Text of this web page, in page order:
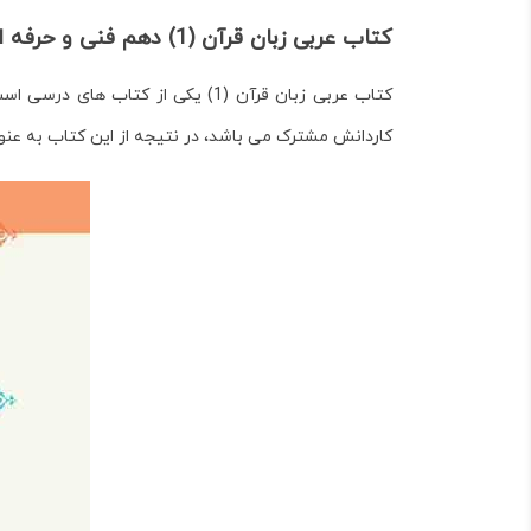
کتاب عربی زبان قرآن (1) دهم فنی و حرفه ای-کاردانش و تدریس آن
کتاب عربی زبان قرآن (1) یکی
کاردانش مشترک می باشد، در نتیجه از این کتاب به